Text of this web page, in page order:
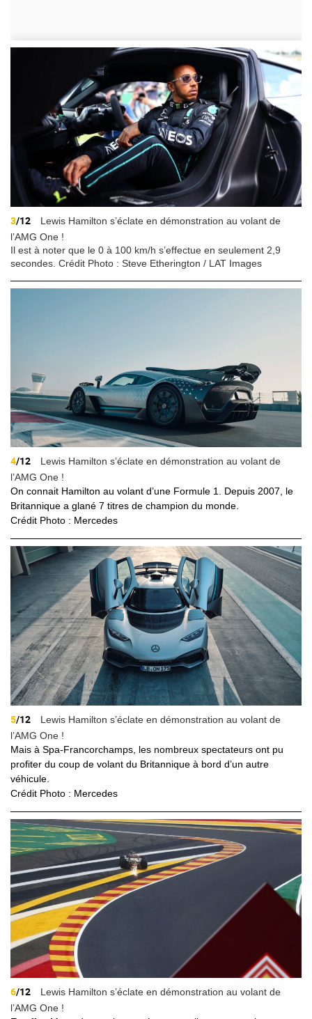
3/12
Lewis Hamilton s’éclate en démonstration au volant de
l’AMG One !
Il est à noter que le 0 à 100 km/h s’effectue en seulement 2,9
secondes. Crédit Photo : Steve Etherington / LAT Images
4/12
Lewis Hamilton s’éclate en démonstration au volant de
l’AMG One !
On connait Hamilton au volant d’une Formule 1. Depuis 2007, le
Britannique a glané 7 titres de champion du monde.
Crédit Photo : Mercedes
5/12
Lewis Hamilton s’éclate en démonstration au volant de
l’AMG One !
Mais à Spa-Francorchamps, les nombreux spectateurs ont pu
profiter du coup de volant du Britannique à bord d’un autre
véhicule.
Crédit Photo : Mercedes
6/12
Lewis Hamilton s’éclate en démonstration au volant de
l’AMG One !